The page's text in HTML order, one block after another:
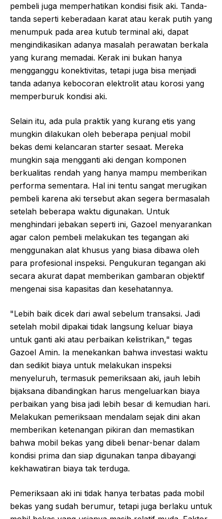
pembeli juga memperhatikan kondisi fisik aki. Tanda-
tanda seperti keberadaan karat atau kerak putih yang
menumpuk pada area kutub terminal aki, dapat
mengindikasikan adanya masalah perawatan berkala
yang kurang memadai. Kerak ini bukan hanya
mengganggu konektivitas, tetapi juga bisa menjadi
tanda adanya kebocoran elektrolit atau korosi yang
memperburuk kondisi aki.
Selain itu, ada pula praktik yang kurang etis yang
mungkin dilakukan oleh beberapa penjual mobil
bekas demi kelancaran starter sesaat. Mereka
mungkin saja mengganti aki dengan komponen
berkualitas rendah yang hanya mampu memberikan
performa sementara. Hal ini tentu sangat merugikan
pembeli karena aki tersebut akan segera bermasalah
setelah beberapa waktu digunakan. Untuk
menghindari jebakan seperti ini, Gazoel menyarankan
agar calon pembeli melakukan tes tegangan aki
menggunakan alat khusus yang biasa dibawa oleh
para profesional inspeksi. Pengukuran tegangan aki
secara akurat dapat memberikan gambaran objektif
mengenai sisa kapasitas dan kesehatannya.
"Lebih baik dicek dari awal sebelum transaksi. Jadi
setelah mobil dipakai tidak langsung keluar biaya
untuk ganti aki atau perbaikan kelistrikan," tegas
Gazoel Amin. Ia menekankan bahwa investasi waktu
dan sedikit biaya untuk melakukan inspeksi
menyeluruh, termasuk pemeriksaan aki, jauh lebih
bijaksana dibandingkan harus mengeluarkan biaya
perbaikan yang bisa jadi lebih besar di kemudian hari.
Melakukan pemeriksaan mendalam sejak dini akan
memberikan ketenangan pikiran dan memastikan
bahwa mobil bekas yang dibeli benar-benar dalam
kondisi prima dan siap digunakan tanpa dibayangi
kekhawatiran biaya tak terduga.
Pemeriksaan aki ini tidak hanya terbatas pada mobil
bekas yang sudah berumur, tetapi juga berlaku untuk